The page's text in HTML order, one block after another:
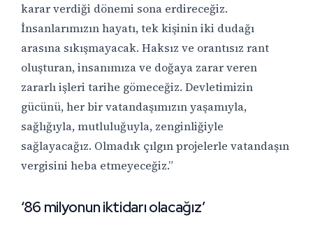
karar verdiği dönemi sona erdireceğiz.
İnsanlarımızın hayatı, tek kişinin iki dudağı
arasına sıkışmayacak. Haksız ve orantısız rant
oluşturan, insanımıza ve doğaya zarar veren
zararlı işleri tarihe gömeceğiz. Devletimizin
gücünü, her bir vatandaşımızın yaşamıyla,
sağlığıyla, mutluluğuyla, zenginliğiyle
sağlayacağız. Olmadık çılgın projelerle vatandaşın
vergisini heba etmeyeceğiz.”
‘86 milyonun iktidarı olacağız’